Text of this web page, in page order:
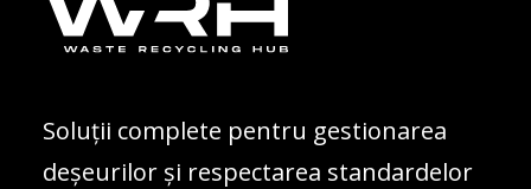
Soluții complete pentru gestionarea
deșeurilor și respectarea standardelor